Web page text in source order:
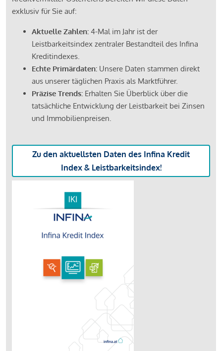
exklusiv für Sie auf:
Aktuelle Zahlen: 4-Mal im Jahr ist der
Leistbarkeitsindex zentraler Bestandteil des Infina
Kreditindexes.
Echte Primärdaten: Unsere Daten stammen direkt
aus unserer täglichen Praxis als Marktführer.
Präzise Trends: Erhalten Sie Überblick über die
tatsächliche Entwicklung der Leistbarkeit bei Zinsen
und Immobilienpreisen.
Zu den aktuellsten Daten des Infina Kredit
Index & Leistbarkeitsindex!